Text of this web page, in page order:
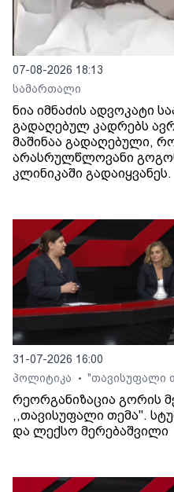
07-08-2026 18:13
სამართალი
ნია იმნაძის ადვოკატი
გადაღებულ კადრებს
მაშინაა გადაღებული,
არასრულწლოვანი
კლინიკაში გადაიყვანეს.
31-07-2026 16:00
პოლიტიკა
• "თავისუფალი
რეორგანიზაცია გორის
,,თავისუფალი თემა".
და ლექსო მერებაშვილი